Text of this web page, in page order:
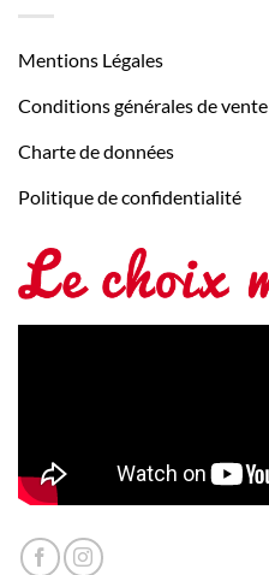
Mentions Légales
Conditions générales de vente
Charte de données
Politique de confidentialité